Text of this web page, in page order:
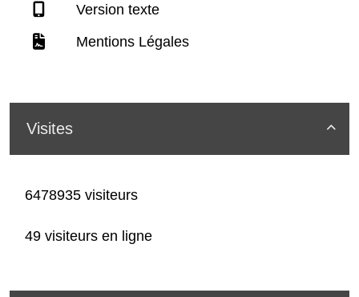
Version texte
Mentions Légales

Visites
6478935 visiteurs
49 visiteurs en ligne